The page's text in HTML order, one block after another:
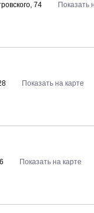
74
Показать
Показать на карте
Показать на карте